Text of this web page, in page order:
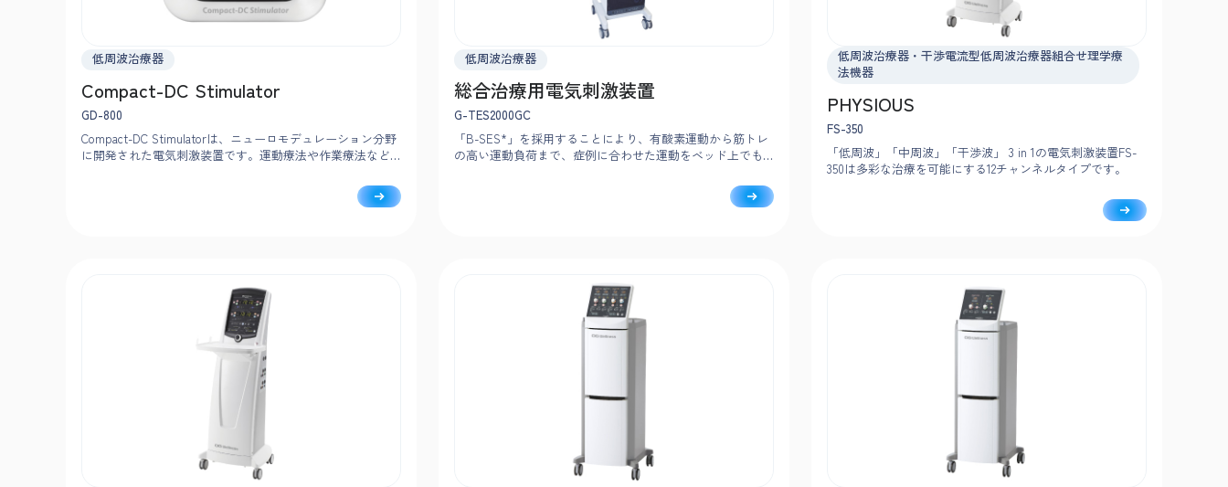
低周波治療器
Compact-DC Stimulator
GD-800
Compact-DC Stimulatorは、ニューロモデュレーション分野
に開発された電気刺激装置です。運動療法や作業療法など
ち運びが容易で、身体に装着できるコンパクト化とウエア
ラブル化を実現。医療や研究現場の治療の可能性を広げま
低周波治療器
総合治療用電気刺激装置
G-TES2000GC
「B-SES*」を採用することにより、有酸素運動から筋トレ
の高い運動負荷まで、症例に合わせた運動をベッド上でも
低周波治療器・干渉電流型低周波治療器組合せ理学療
法機器
PHYSIOUS
FS-350
「低周波」「中周波」「干渉波」 3 in 1の電気刺激装置FS-
350は多彩な治療を可能にする12チャンネルタイプです。